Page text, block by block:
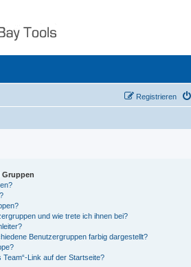
Registrieren
und wie trete ich ihnen bei?
Benutzergruppen farbig dargestellt?
Team“-Link auf der Startseite?